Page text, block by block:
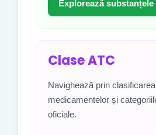
Explorează substanțele
Clase ATC
Navighează prin
medicamentelor și
oficiale.